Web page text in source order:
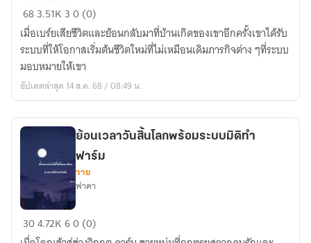
ย้อน
อดีต
พร้อม
ระบบ
เพื่อ
เริ่ม
ใหม่
683.51K 30 (0)
เมื่อเบร์ยเสียชีวิตและย้อนกลับมาที่บ้านเกิดของเขาอีกครั้งเขาได้รับ
ระบบที่ให้โอกาสเริ่มต้นชีวิตใหม่ที่ไม่เหมือนเดิมภารกิจต่าง ๆที่ระบบ
มอบหมายให้เขา
อัปเดตล่าสุด 14 ส.ค. 68 / 08:49 น.
ย้อน
เวลา
ย้อนเวลาวันสิ้นโลกพร้อมระบบมิติทำ
ฟาร์ม
วาย
ฟาดา
304.72K60 (0)